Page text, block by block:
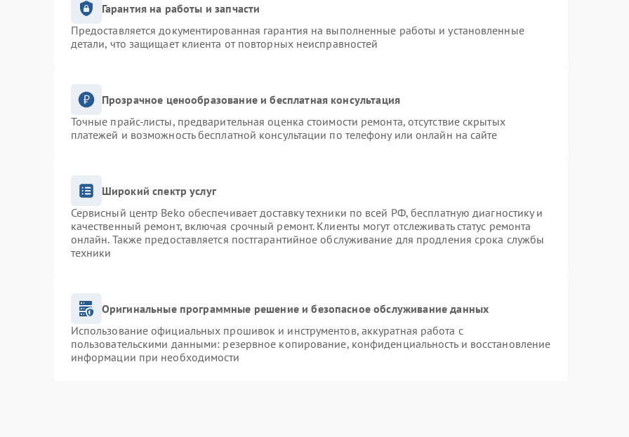
Гарантия на работы и запчасти
Предоставляется документированная гарантия на выполненные работы и установленные
детали, что защищает клиента от повторных неисправностей
Прозрачное ценообразование и бесплатная консультация
Точные прайс-листы, предварительная оценка стоимости ремонта, отсутствие скрытых
платежей и возможность бесплатной консультации по телефону или онлайн на сайте
Широкий спектр услуг
Сервисный центр Beko обеспечивает доставку техники по всей РФ, бесплатную диагностику и
качественный ремонт, включая срочный ремонт. Клиенты могут отслеживать статус ремонта
онлайн. Также предоставляется постгарантийное обслуживание для продления срока службы
техники
Оригинальные программные решение и безопасное обслуживание данных
Использование официальных прошивок и инструментов, аккуратная работа с
пользовательскими данными: резервное копирование, конфиденциальность и восстановление
информации при необходимости